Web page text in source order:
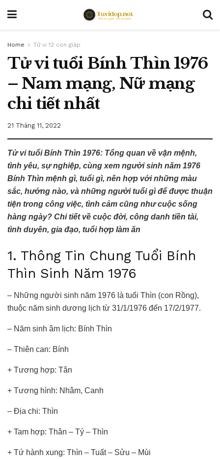
Home Tử vi 12 con giáp
Tử vi tuổi Bính Thìn 1976
– Nam mạng, Nữ mạng
chi tiết nhất
21 Tháng 11, 2022
Tử vi tuổi Bính Thìn 1976: Tổng quan về vận mệnh,
tình yêu, sự nghiệp, cùng xem người sinh năm 1976
Bính Thìn mệnh gì, tuổi gì, nên hợp với những màu
sắc, hướng nào, và những người tuổi gì để được thuận
tiện trong công việc, tình cảm cũng như cuộc sống
hàng ngày? Chi tiết về cuộc đời, công danh tiền tài,
tình duyên, gia đạo, tuổi hợp làm ăn
1. Thông Tin Chung Tuổi Bính
Thìn Sinh Năm 1976
– Những người sinh năm 1976 là tuổi Thìn (con Rồng),
thuộc năm sinh dương lịch từ 31/1/1976 đến 17/2/1977.
– Năm sinh âm lịch: Bính Thìn
– Thiên can: Bính
+ Tương hợp: Tân
+ Tương hình: Nhâm, Canh
– Địa chi: Thìn
+ Tam hợp: Thân – Tý – Thìn
+ Tứ hành xung: Thìn – Tuất – Sửu – Mùi